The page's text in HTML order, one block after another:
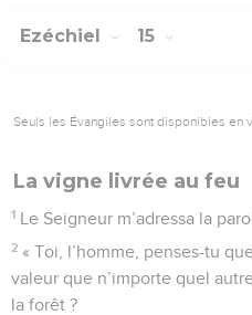
Ezéchiel 15
Seuls les Évangiles sont disponibles en
La vigne livrée au feu
1 Le Seigneur m’adressa la
2 « Toi, l’homme, penses-tu
valeur que n’importe quel
la forêt ?